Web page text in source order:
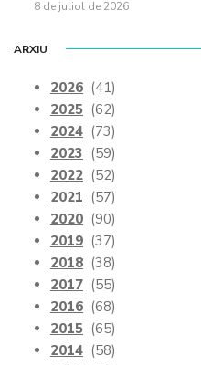
8 de juliol de 2026
ARXIU
2026 (41)
2025 (62)
2024 (73)
2023 (59)
2022 (52)
2021 (57)
2020 (90)
2019 (37)
2018 (38)
2017 (55)
2016 (68)
2015 (65)
2014 (58)